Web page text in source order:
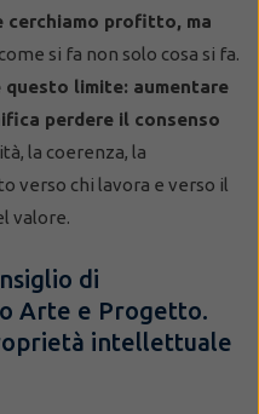
cerchiamo profitto, ma
si fa non solo cosa si fa.
limite: aumentare
perdere il consenso
la coerenza, la
verso chi lavora e verso il
valore.
di
Arte e Progetto.
intellettuale